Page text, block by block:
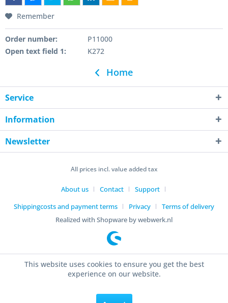
Remember
Order number:
P11000
Open text field 1:
K272
Home
Service
Information
Newsletter
All prices incl. value added tax
About us Contact
Support
Shippingcosts and payment terms
Privacy
Terms of delivery
Realized with Shopware by webwerk.nl
This website uses cookies to ensure you get the best
experience on our website.